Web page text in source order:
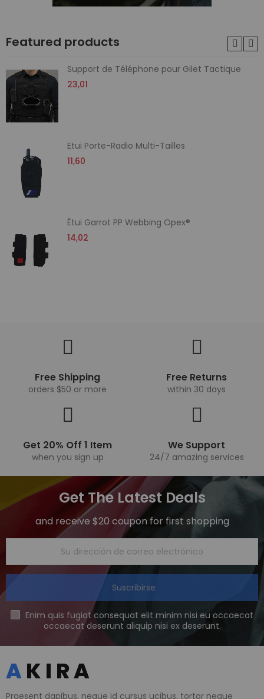
Featured products
Support de Téléphone pour Gilet Tactique
23,01
Etui Porte-Radio Multi-Tailles
11,60
Étui Garrot PP Webbing Opex®
14,02
Free Shipping
orders $50 or more
Free Returns
within 30 days
Get 20% Off 1 Item
when you sign up
We Support
24/7 amazing services
Get The Latest Deals
and receive $20 coupon for first shopping
Suscribirse
Enim quis fugiat consequat elit minim nisi eu occaecat
occaecat deserunt aliquip nisi ex deserunt.
Praesent dapibus, neque id cursus ucibus, tortor neque